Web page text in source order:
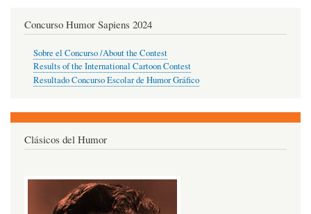
Concurso Humor Sapiens 2024
Sobre el Concurso /About the Contest
Results of the International Cartoon Contest
Resultado Concurso Escolar de Humor Gráfico
Clásicos del Humor